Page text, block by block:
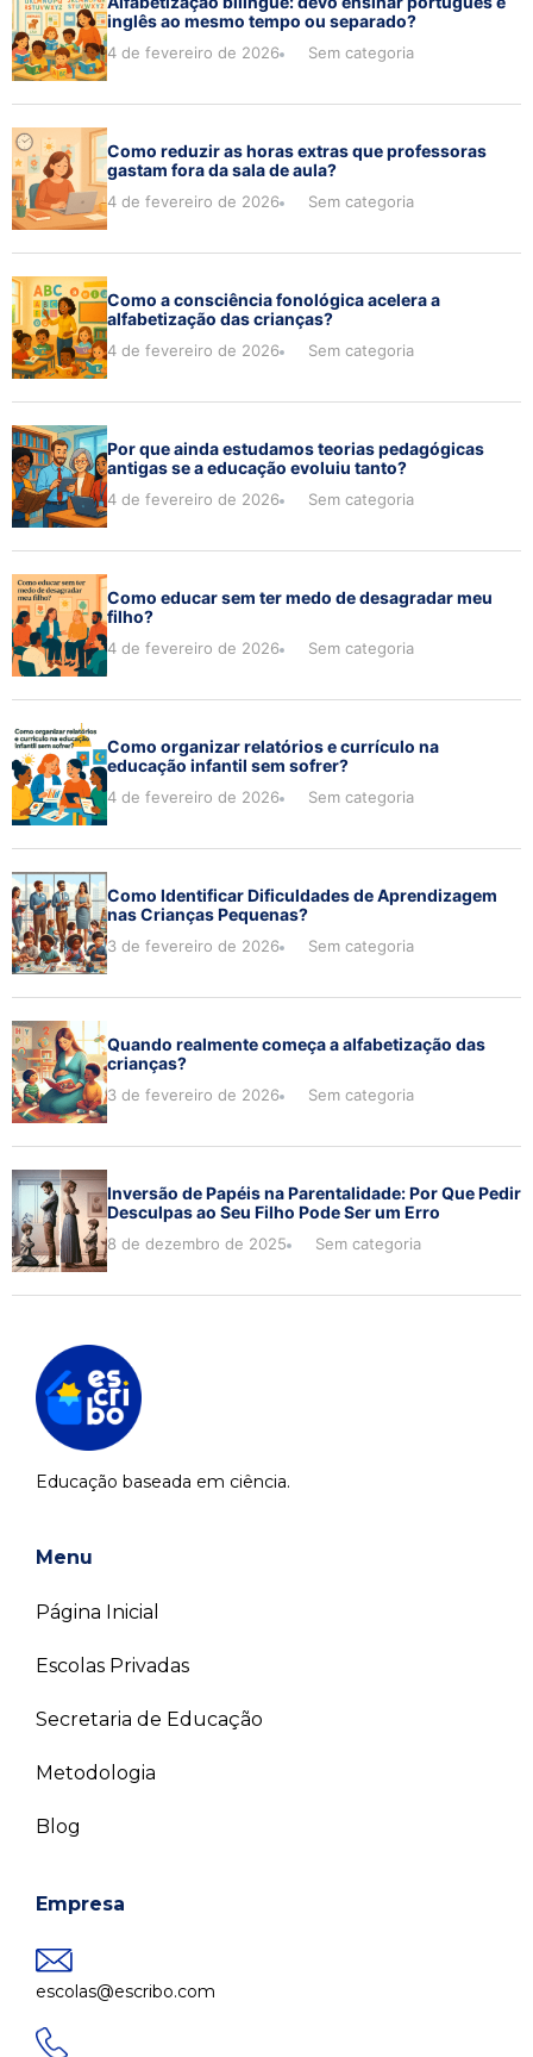
inglês ao mesmo tempo ou separado?
4 de fevereiro de 2026 Sem categoria
Como reduzir as horas extras que professoras
gastam fora da sala de aula?
4 de fevereiro de 2026 Sem categoria
Como a consciência fonológica acelera a
alfabetização das crianças?
4 de fevereiro de 2026 Sem categoria
Por que ainda estudamos teorias pedagógicas
antigas se a educação evoluiu tanto?
4 de fevereiro de 2026 Sem categoria
Como educar sem ter medo de desagradar meu
filho?
4 de fevereiro de 2026 Sem categoria
Como organizar relatórios e currículo na
educação infantil sem sofrer?
4 de fevereiro de 2026 Sem categoria
Como Identificar Dificuldades de Aprendizagem
nas Crianças Pequenas?
3 de fevereiro de 2026 Sem categoria
Quando realmente começa a alfabetização das
crianças?
3 de fevereiro de 2026 Sem categoria
Inversão de Papéis na Parentalidade: Por Que Pedir
Desculpas ao Seu Filho Pode Ser um Erro
8 de dezembro de 2025 Sem categoria
Educação baseada em ciência.
Menu
Página Inicial
Escolas Privadas
Secretaria de Educação
Metodologia
Blog
Empresa
escolas@escribo.com